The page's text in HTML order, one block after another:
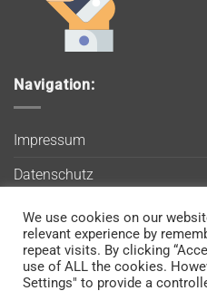
Navigation:
Impressum
Datenschutz
AGB
Blog
Kontakt
We use cookies on our
relevant experience by
repeat visits. By clicking
use of ALL the cookies.
Settings" to provide a
Wir verwenden Cookies, um
unserer Website die
Sie diese Website weiterhin